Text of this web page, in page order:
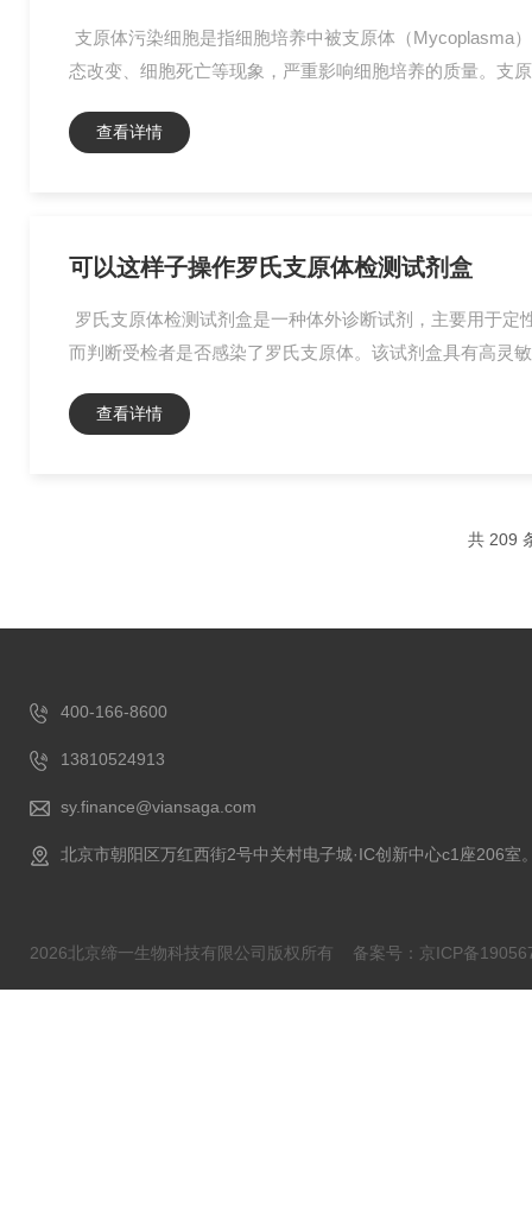
支原体污染细胞是指细胞培养中被支原体（Mycoplasma
态改变、细胞死亡等现象，严重影响细胞培养的质量。支
查看详情
可以这样子操作罗氏支原体检测试剂盒
罗氏支原体检测试剂盒是一种体外诊断试剂，主要用于
而判断受检者是否感染了罗氏支原体。该试剂盒具有高灵
查看详情
共 209
400-166-8600
13810524913
sy.finance@viansaga.com
北京市朝阳区万红西街2号中关村电子城·IC创新中心c1座206室
2026北京缔一生物科技有限公司版权所有 备案号：京ICP备